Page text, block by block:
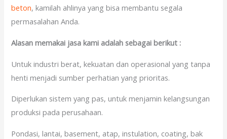
beton, kamilah ahlinya yang bisa membantu segala
permasalahan Anda.
Alasan memakai jasa kami adalah sebagai berikut :
Untuk industri berat, kekuatan dan operasional yang tanpa
henti menjadi sumber perhatian yang prioritas.
Diperlukan sistem yang pas, untuk menjamin kelangsungan
produksi pada perusahaan.
Pondasi, lantai, basement, atap, instulation, coating, bak